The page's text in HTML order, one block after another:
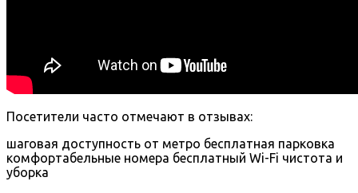
Посетители часто отмечают в отзывах:
шаговая доступность от метро бесплатная парковка
комфортабельные номера бесплатный Wi-Fi чистота и
уборка